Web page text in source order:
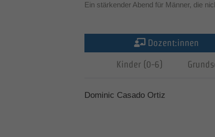
Ein stärkender Abend für Männer, die
Dozent:innen
Kinder (0-6)
Dominic Casado Ortiz